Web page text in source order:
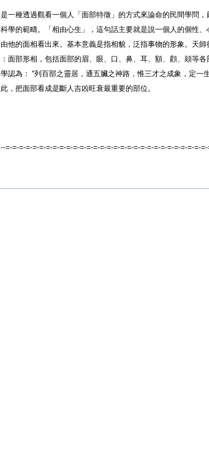
是一種透過觀看一個人「面部特徵」的方式來論命的民間學問
科學的範疇。「相由心生」，這句話主要就是說一個人的個性
由他的面相看出來。基本意義是指相貌，泛指事物的形象。天
：面部形相，包括面部的眉、眼、口、鼻、耳、額、顴、頦等
學認為： "列百部之靈居，通五臟之神路，惟三才之成象，定一
此，把面部看成是斷人吉凶旺衰最重要的部位。
--=-=-=-=-=-=-=-=-=-=-=-=-=-=-=-=-=-=-=-=-=-=-=-=-=-=-=-=-=-